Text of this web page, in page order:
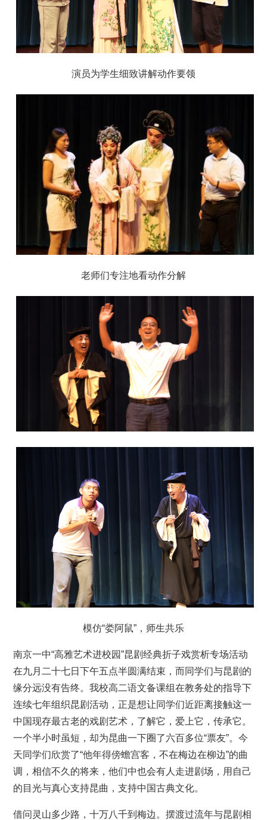
演员为学生细致讲解动作要领
老师们专注地看动作分解
模仿“娄阿鼠”，师生共乐
南京一中“高雅艺术进校园”昆剧经典折子戏赏析专场活动
在九月二十七日下午五点半圆满结束，而同学们与昆剧的
缘分远没有告终。我校高二语文备课组在教务处的指导下
连续七年组织昆剧活动，正是想让同学们近距离接触这一
中国现存最古老的戏剧艺术，了解它，爱上它，传承它。
一个半小时虽短，却为昆曲一下圈了六百多位“票友”。今
天同学们欣赏了“他年得傍蟾宫客，不在梅边在柳边”的曲
调，相信不久的将来，他们中也会有人走进剧场，用自己
的目光与真心支持昆曲，支持中国古典文化。
借问灵山多少路，十万八千到梅边。摆渡过流年与昆剧相